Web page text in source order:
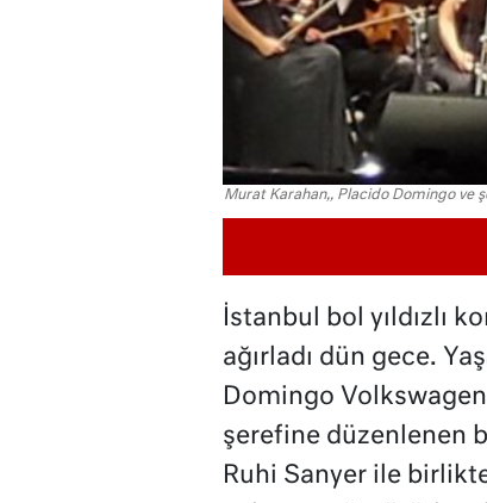
Murat Karahan,, Placido Domingo ve
İstanbul bol yıldızlı
ağırladı dün gece.
Domingo Volkswagen
şerefine düzenlenen
Ruhi Sanyer ile